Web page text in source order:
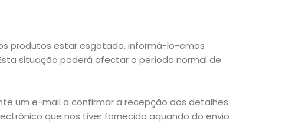
produtos estar esgotado, informá-lo-emos
situação poderá afectar o período normal de
um e-mail a confirmar a recepção dos detalhes
que nos tiver fornecido aquando do envio